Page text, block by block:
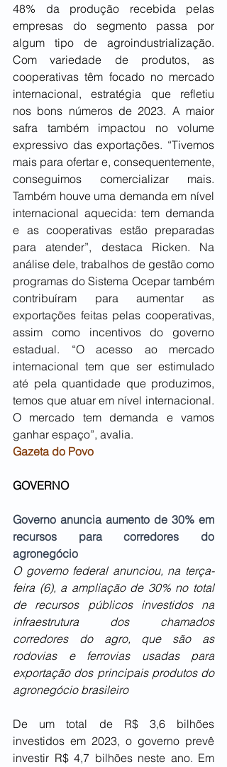
48% da produção recebida pelas
empresas do segmento passa por
algum tipo de agroindustrialização.
Com variedade de produtos, as
cooperativas têm focado no mercado
internacional, estratégia que refletiu
nos bons números de 2023. A maior
safra também impactou no volume
expressivo das exportações. “Tivemos
mais para ofertar e, consequentemente,
conseguimos comercializar mais.
Também houve uma demanda em nível
internacional aquecida: tem demanda
e as cooperativas estão preparadas
para atender”, destaca Ricken. Na
análise dele, trabalhos de gestão como
programas do Sistema Ocepar também
contribuíram para aumentar as
exportações feitas pelas cooperativas,
assim como incentivos do governo
estadual. “O acesso ao mercado
internacional tem que ser estimulado
até pela quantidade que produzimos,
temos que atuar em nível internacional.
O mercado tem demanda e vamos
ganhar espaço”, avalia.
Gazeta do Povo
GOVERNO
Governo anuncia aumento de 30% em
recursos para corredores do
agronegócio
O governo federal anunciou, na terça-
feira (6), a ampliação de 30% no total
de recursos públicos investidos na
infraestrutura dos chamados
corredores do agro, que são as
rodovias e ferrovias usadas para
exportação dos principais produtos do
agronegócio brasileiro
De um total de R$ 3,6 bilhões
investidos em 2023, o governo prevê
investir R$ 4,7 bilhões neste ano. Em